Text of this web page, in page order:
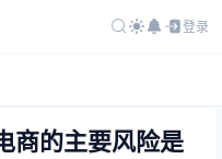
登录
商的主要风险是